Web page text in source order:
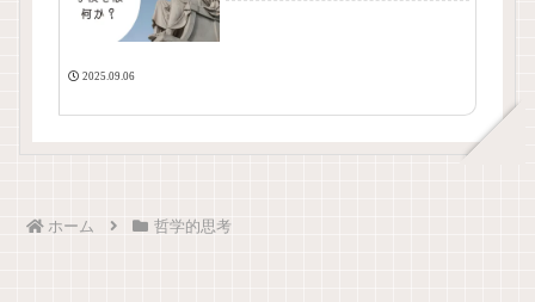
2025.09.06
ホーム 哲学的思考